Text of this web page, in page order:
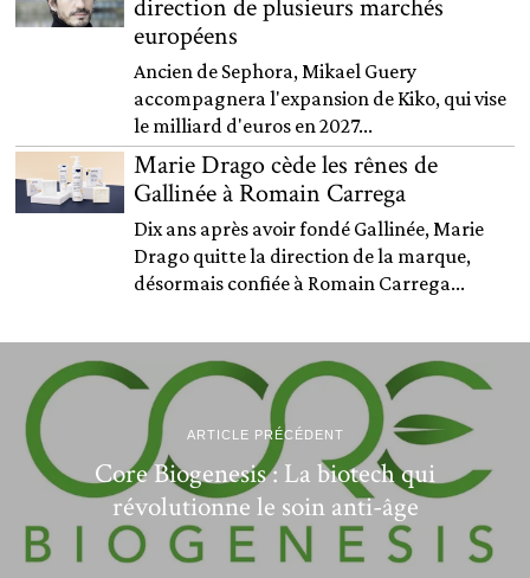
direction de plusieurs marchés
européens
Ancien de Sephora, Mikael Guery
accompagnera l'expansion de Kiko, qui vise
le milliard d'euros en 2027...
Marie Drago cède les rênes de
Gallinée à Romain Carrega
Dix ans après avoir fondé Gallinée, Marie
Drago quitte la direction de la marque,
désormais confiée à Romain Carrega...
ARTICLE PRÉCÉDENT
Core Biogenesis : La biotech qui
révolutionne le soin anti-âge